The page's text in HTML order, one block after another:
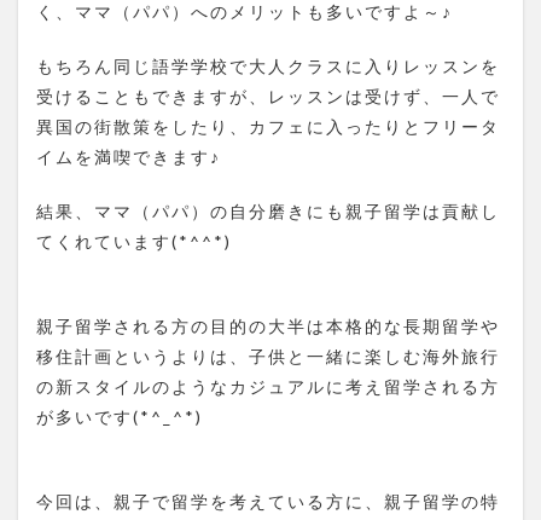
く、ママ（パパ）へのメリットも多いですよ～♪
もちろん同じ語学学校で大人クラスに入りレッスンを
受けることもできますが、レッスンは受けず、一人で
異国の街散策をしたり、カフェに入ったりとフリータ
イムを満喫できます♪
結果、ママ（パパ）の自分磨きにも親子留学は貢献し
てくれています(*^^*)
親子留学される方の目的の大半は本格的な長期留学や
移住計画というよりは、子供と一緒に楽しむ海外旅行
の新スタイルのようなカジュアルに考え留学される方
が多いです(*^_^*)
今回は、親子で留学を考えている方に、親子留学の特